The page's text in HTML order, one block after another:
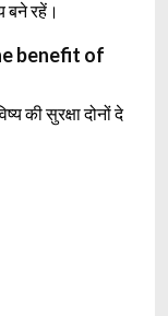
बने रहें।
benefit of
की सुरक्षा दोनों दे